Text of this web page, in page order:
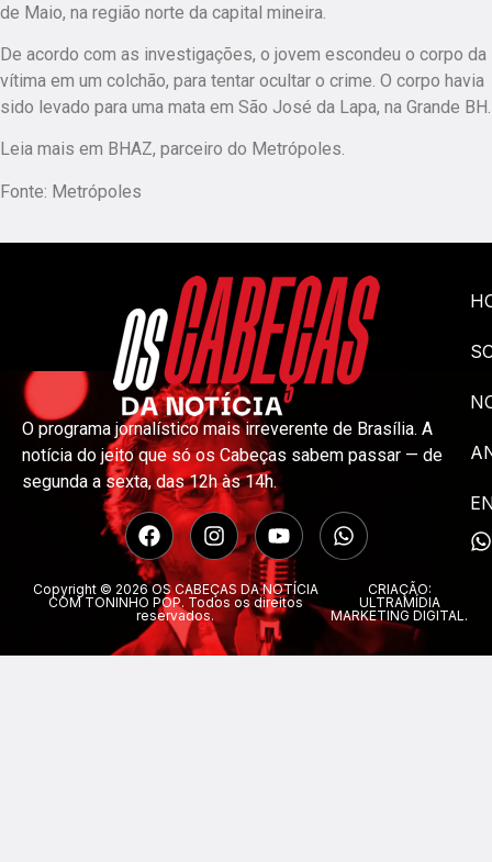
de Maio, na região norte da capital mineira.
De acordo com as investigações, o jovem escondeu o corpo da
vítima em um colchão, para tentar ocultar o crime. O corpo havia
sido levado para uma mata em São José da Lapa, na Grande BH.
Leia mais em BHAZ, parceiro do Metrópoles.
Fonte: Metrópoles
O programa jornalístico mais irreverente de Brasília. A
notícia do jeito que só os Cabeças sabem passar — de
segunda a sexta, das 12h às 14h.
Copyright © 2026 OS CABEÇAS DA NOTÍCIA
COM TONINHO POP. Todos os direitos
reservados.
CRIAÇÃO:
ULTRAMÍDIA
MARKETING DIGITAL.